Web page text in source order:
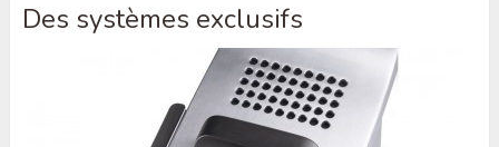
Des systèmes exclusifs